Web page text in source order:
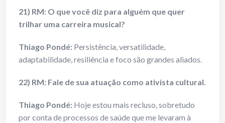
21) RM: O que você diz para alguém que quer
trilhar uma carreira musical?
Thiago Pondé: Persistência, versatilidade,
adaptabilidade, resiliência e foco são grandes aliados.
22) RM: Fale de sua atuação como ativista cultural.
Thiago Pondé: Hoje estou mais recluso, sobretudo
por conta de processos de saúde que me levaram à